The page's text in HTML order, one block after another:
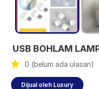
USB BOHLAM
0 (belum ada ulasan)
Dijual oleh Luxury